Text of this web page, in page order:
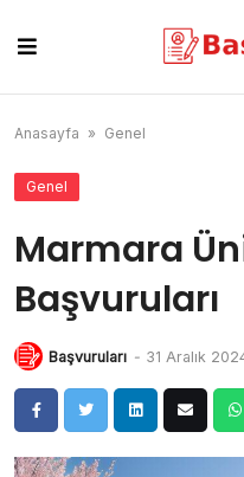
content
Anasayfa » Genel
Genel
Marmara
Başvuruları
Başvuruları - 31 Aralık